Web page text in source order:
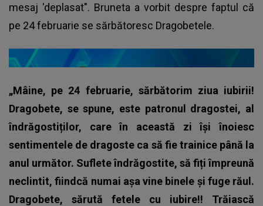
mesaj 'deplasat". Bruneta a vorbit despre faptul că
pe 24 februarie se sărbătoresc Dragobetele.
„Mâine, pe 24 februarie, sărbătorim ziua iubirii!
Dragobete, se spune, este patronul dragostei, al
îndrăgostiților, care în această zi își înoiesc
sentimentele de dragoste ca să fie trainice până la
anul următor. Suflete îndrăgostite, să fiți împreună
neclintit, fiindcă numai așa vine binele și fuge răul.
Dragobete, sărută fetele cu iubire!! Trăiască